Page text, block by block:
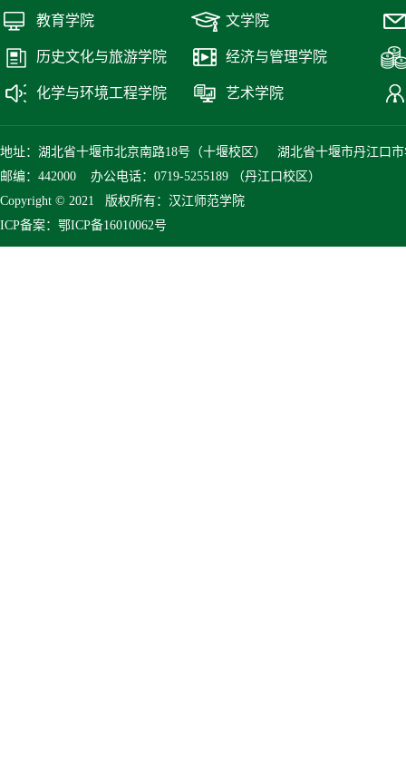
教育学院 文学院
历史文化与旅游学院 经济与管理学院
化学与环境工程学院 艺术学院
地址：湖北省十堰市北京南路18号（十堰校区） 湖北省十堰市丹江口
邮编：442000 办公电话：0719-5255189 （丹江口校区）
Copyright © 2021 版权所有：汉江师范学院
ICP备案：鄂ICP备16010062号